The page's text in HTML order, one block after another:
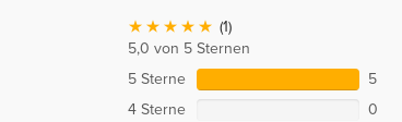
(1)
5,0 von 5 Sternen
5 Sterne
5
4 Sterne
0